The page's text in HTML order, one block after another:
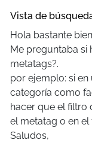
Vista de
Hola bastante
Me preguntaba si
metatags?.
por ejemplo: si
categoría como
hacer que el filtro
el metatag o en el
Saludos,